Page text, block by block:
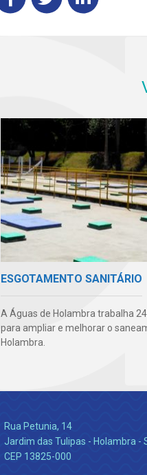
ESGOTAMENTO SANITÁRIO
A Águas de Holambra trabalha
para ampliar e melhorar o
Holambra.
Rua Petunia, 14
Jardim das Tulipas - Holambra -
CEP 13825-000